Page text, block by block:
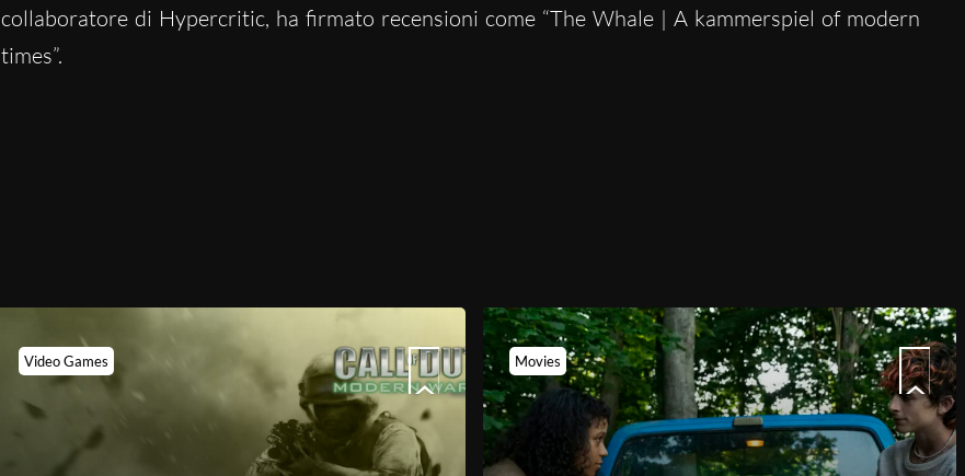
collaboratore di Hypercritic, ha firmato recensioni come “The Whale | A kammerspiel of modern
times”.
Video Games Movies